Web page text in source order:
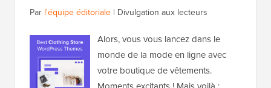
Par l'équipe éditoriale | Divulgation aux lecteurs
Alors, vous vous lancez dans le
monde de la mode en ligne avec
votre boutique de vêtements.